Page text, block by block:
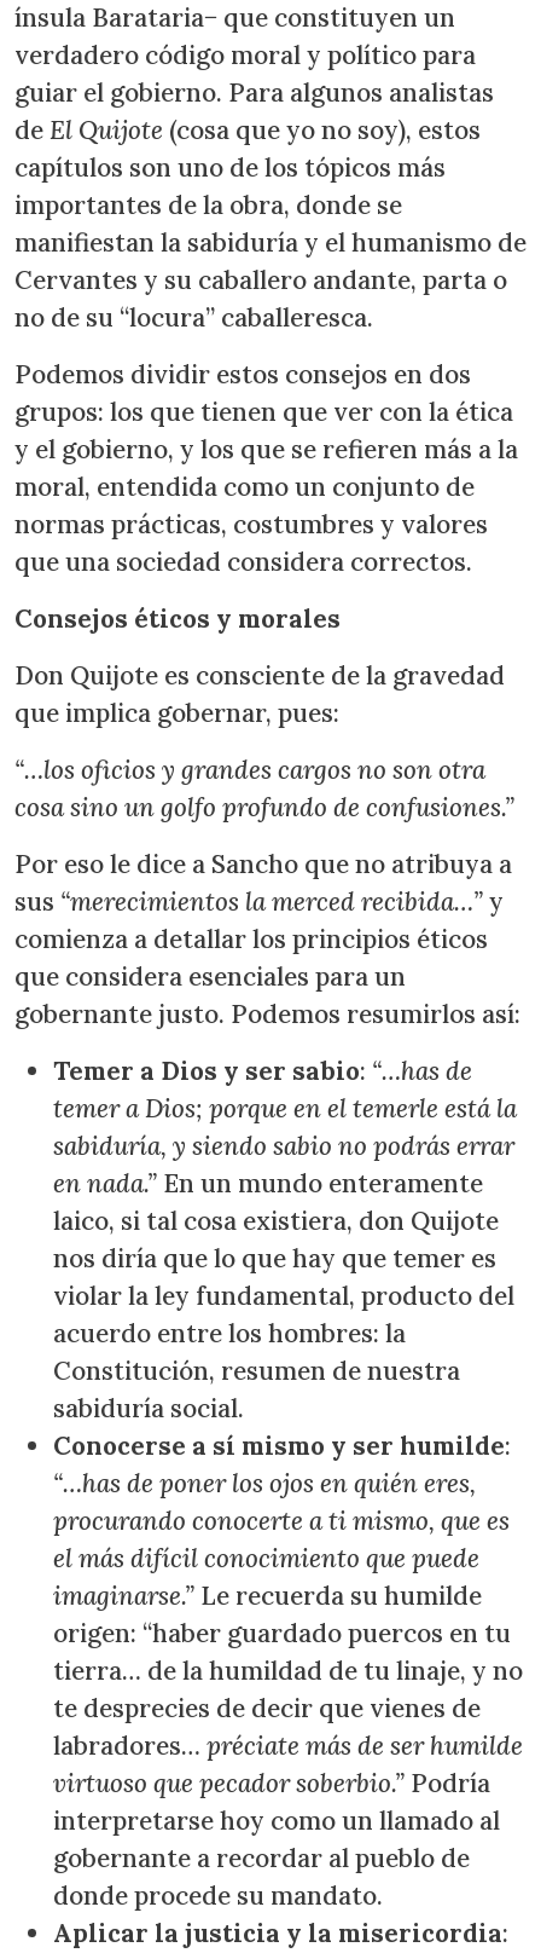
ínsula Barataria− que constituyen un
verdadero código moral y político para
guiar el gobierno. Para algunos analistas
deEl Quijote (cosa que yo no soy), estos
capítulos son uno de los tópicos más
importantes de la obra, donde se
manifiestan la sabiduría y el humanismo de
Cervantes y su caballero andante, parta o
no de su “locura” caballeresca.
Podemos dividir estos consejos en dos
grupos: los que tienen que ver con la ética
y el gobierno, y los que se refieren más a la
moral, entendida como un conjunto de
normas prácticas, costumbres y valores
que una sociedad considera correctos.
Consejos éticos y morales
Don Quijote es consciente de la gravedad
que implica gobernar, pues:
“…los oficios y grandes cargos no son otra
cosa sino un golfo profundo de confusiones.”
Por eso le dice a Sancho que no atribuya a
sus “merecimientos la merced recibida…”y
comienza a detallar los principios éticos
que considera esenciales para un
gobernante justo. Podemos resumirlos así:
Temer a Dios y ser sabio: “…has de
temer a Dios; porque en el temerle está la
sabiduría, y siendo sabio no podrás errar
en nada.” En un mundo enteramente
laico, si tal cosa existiera, don Quijote
nos diría que lo que hay que temer es
violar la ley fundamental, producto del
acuerdo entre los hombres: la
Constitución, resumen de nuestra
sabiduría social.
Conocerse a sí mismo y ser humilde:
“…has de poner los ojos en quién eres,
procurando conocerte a ti mismo, que es
el más difícil conocimiento que puede
imaginarse.” Le recuerda su humilde
origen: “haber guardado puercos en tu
tierra… de la humildad de tu linaje, y no
te desprecies de decir que vienes de
labradores… préciate más de ser humilde
virtuoso que pecador soberbio.” Podría
interpretarse hoy como un llamado al
gobernante a recordar al pueblo de
donde procede su mandato.
Aplicar la justicia y la misericordia: